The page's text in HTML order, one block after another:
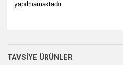
yapılmamaktadır
kullanarak tarafımıza iletebilirsiniz.
Görüş ve önerileriniz için teşekkür
P... E... | 23/08/2024
TAVSİYE ÜRÜNLER